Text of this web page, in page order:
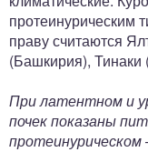
протеинурическим
праву считаются
(Башкирия), Тинаки
При латентном и
почек показаны